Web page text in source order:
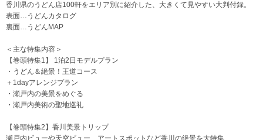
香川県のうどん店100軒をエリア別に紹介した、大きくて見やすい大判付録。
表面…うどんカタログ
裏面…うどんMAP
＜主な特集内容＞
【巻頭特集1】 1泊2日モデルプラン
・うどん＆絶景！王道コース
＋1dayアレンジプラン
・瀬戸内の美景をめぐる
・瀬戸内美術の聖地巡礼
【巻頭特集2】香川美景トリップ
瀬戸内ビューや天空ビュー、アートスポットなど香川の絶景を大特集